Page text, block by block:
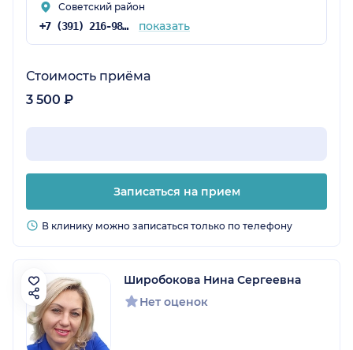
Советский район
+7 (391) 216-98-40 показать
Стоимость приёма
3 500 ₽
Записаться на прием
В клинику можно записаться только по телефону
Широбокова Нина Сергеевна
Нет оценок